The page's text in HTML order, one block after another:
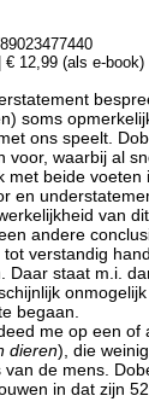
€ 12,99 (als e-book)
soms
ons speelt.
voor, waarbij al
met beide voeten
en
van
andere
verstandig
Daar staat m.i.
begaan.
me op een of
dieren), die
de mens.
in dat zijn